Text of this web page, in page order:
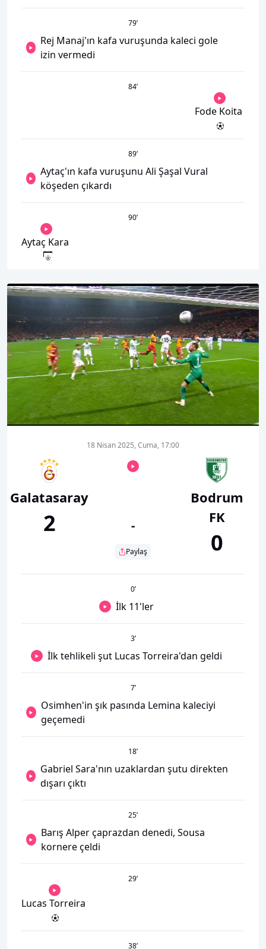
79’
Rej Manaj'ın kafa vuruşunda kaleci gole
izin vermedi
84’
Fode Koita
89’
Aytaç'ın kafa vuruşunu Ali Şaşal Vural
köşeden çıkardı
90’
Aytaç Kara
Galatasaray
2
18 Nisan 2025, Cuma, 17:00
-
Paylaş
Bodrum
FK
0
0’
İlk 11'ler
3’
İlk tehlikeli şut Lucas Torreira'dan geldi
7’
Osimhen'in şık pasında Lemina kaleciyi
geçemedi
18’
Gabriel Sara'nın uzaklardan şutu direkten
dışarı çıktı
25’
Barış Alper çaprazdan denedi, Sousa
kornere çeldi
29’
Lucas Torreira
38’